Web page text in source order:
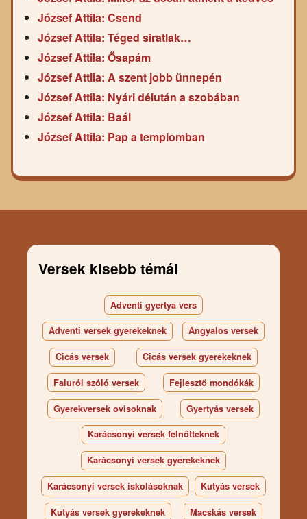
József Attila: Csend
József Attila: Téged siratlak…
József Attila: Ősapám
József Attila: A szent jobb ünnepén
József Attila: Nyári délután a szobában
József Attila: Baál
József Attila: Pap a templomban
Versek kisebb témái
Adventi gyertya vers
Adventi versek gyerekeknek Angyalos versek
Cicás versek Cicás versek gyerekeknek
Faluról szóló versek Fejlesztő mondókák
Gyerekversek ovisoknak Gyertyás versek
Karácsonyi versek felnőtteknek
Karácsonyi versek gyerekeknek
Karácsonyi versek iskolásoknak Kutyás versek
Kutyás versek gyerekeknek Macskás versek